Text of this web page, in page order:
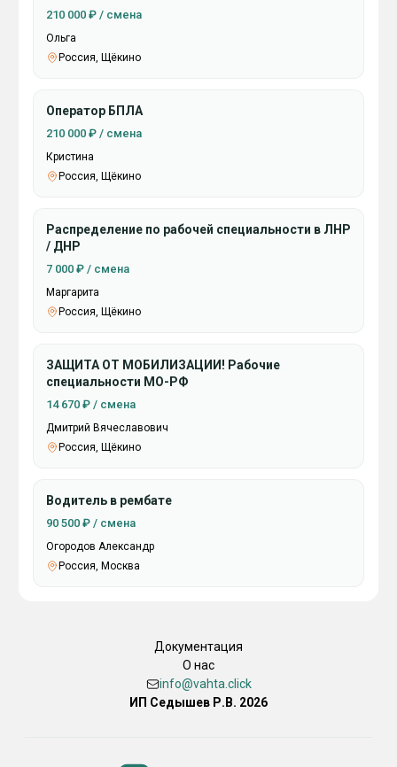
210 000 ₽ / смена
Ольга
Россия, Щёкино
Оператор БПЛА
210 000 ₽ / смена
Кристина
Россия, Щёкино
Распределение по рабочей специальности в ЛНР
/ ДНР
7 000 ₽ / смена
Маргарита
Россия, Щёкино
ЗАЩИТА ОТ МОБИЛИЗАЦИИ! Рабочие
специальности МО-РФ
14 670 ₽ / смена
Дмитрий Вячеславович
Россия, Щёкино
Водитель в рембате
90 500 ₽ / смена
Огородов Александр
Россия, Москва
Документация
О нас
info@vahta.click
ИП Седышев Р.В. 2026